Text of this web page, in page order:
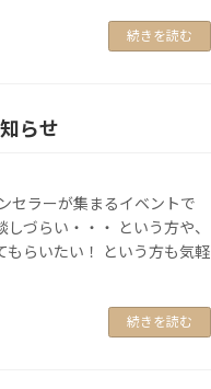
続きを読む
らせ
セラーが集まるイベントで
づらい・・・ という方や、
もらいたい！ という方も気軽
続きを読む